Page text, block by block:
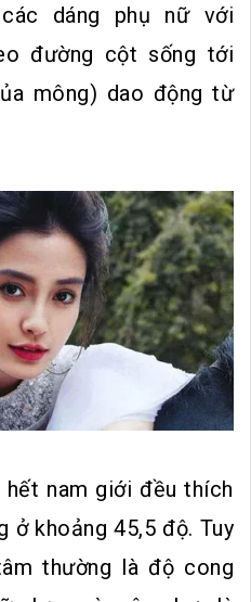
dáng phụ nữ với
đường cột sống tới
mông) dao động từ
nam giới đều thích
ở khoảng 45,5 độ. Tuy
thường là độ cong